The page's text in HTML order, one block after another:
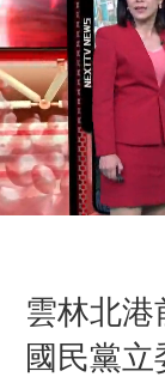
雲林北港
國民黨